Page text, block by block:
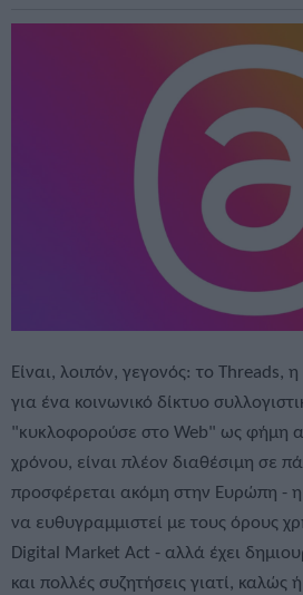
Είναι, λοιπόν, γεγονός: το Threads,
για ένα κοινωνικό δίκτυο
"κυκλοφορούσε στο Web" ως φήμη
χρόνου, είναι πλέον διαθέσιμη σε
προσφέρεται ακόμη στην Ευρώπη -
να ευθυγραμμιστεί με τους όρους
Digital Market Act - αλλά έχει
και πολλές συζητήσεις γιατί, καλώς